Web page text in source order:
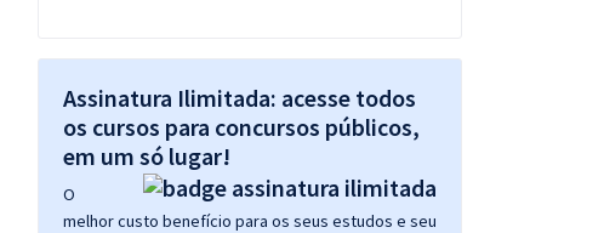
Assinatura Ilimitada: acesse todos
os cursos para concursos públicos,
em um só lugar!
O
melhor custo benefício para os seus estudos e seu